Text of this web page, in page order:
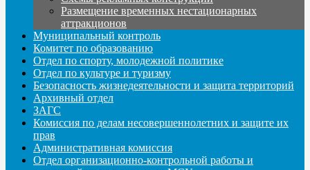
Размещение временных нестационарных
аттракционов
Муниципальный контроль
Комитет по образованию
Отдел по спорту, молодежной политике
Отдел по культуре и туризму
Безопасность жизнедеятельности и защита территорий
Архивный отдел
ЗАГС
Комиссия по делам несовершеннолетних и защите их
прав
Административная комиссия
Отдел организационно-контрольной работы и